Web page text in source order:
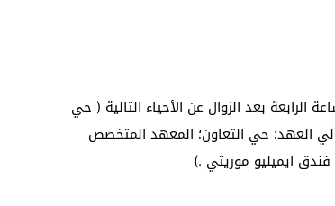
إلى الساعة الرابعة بعد الزوال عن الأحياء التالية ( حي
العهد؛ حي التعاون؛ المعهد المتخصص
فندق ايميليو موريتي .)